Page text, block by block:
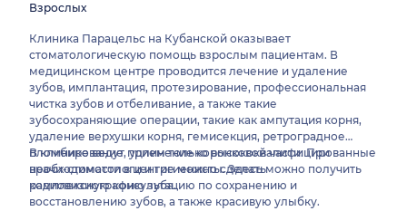
Взрослых
Клиника Парацельс на Кубанской оказывает
стоматологическую помощь взрослым пациентам. В
медицинском центре проводится лечение и удаление
зубов, имплантация, протезирование, профессиональная
чистка зубов и отбеливание, а также такие
зубосохраняющие операции, такие как ампутация корня,
удаление верхушки корня, гемисекция, ретроградное
пломбирование, удлинение коронковой части. При
необходимости в центре можно сделать
радиовизиографию зуба.
В клинике ведут прием только высококвалифицированные
врачи-стоматологи и гигиенисты. Здесь можно получить
комплексную консультацию по сохранению и
восстановлению зубов, а также красивую улыбку.